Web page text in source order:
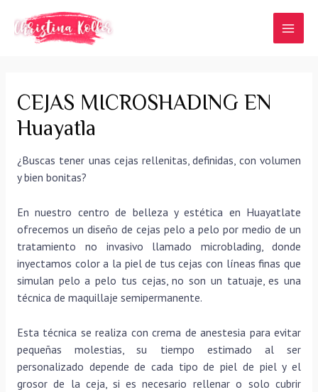
contenido
CEJAS MICROSHADING EN
Huayatla
¿Buscas tener unas cejas rellenitas, definidas, con volumen
y bien bonitas?
En nuestro centro de belleza y estética en Huayatlate
ofrecemos un diseño de cejas pelo a pelo por medio de un
tratamiento no invasivo llamado microblading, donde
inyectamos color a la piel de tus cejas con líneas finas que
simulan pelo a pelo tus cejas, no son un tatuaje, es una
técnica de maquillaje semipermanente.
Esta técnica se realiza con crema de anestesia para evitar
pequeñas molestias, su tiempo estimado al ser
personalizado depende de cada tipo de piel de piel y el
grosor de la ceja, si es necesario rellenar o solo cubrir